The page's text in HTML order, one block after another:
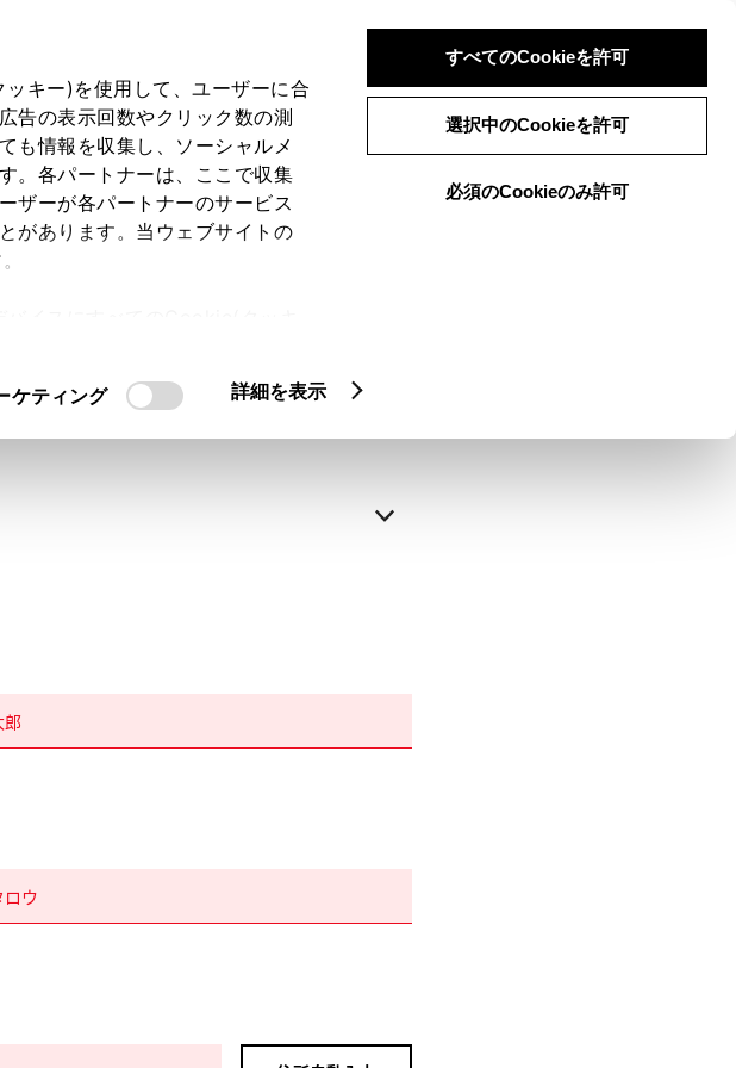
キー)を使用して、ユーザーに合
告の表示回数やクリック数の測
も情報を収集し、ソーシャルメ
。各パートナーは、ここで収集
ザーが各パートナーのサービス
があります。当ウェブサイトの
ケティング 詳細を表示
すべてのCookieを許可
選択中のCookieを許可
必須のCookieのみ許可
認
ログインして自動入力